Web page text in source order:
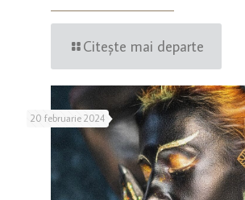
Citește mai departe
20 februarie 2024